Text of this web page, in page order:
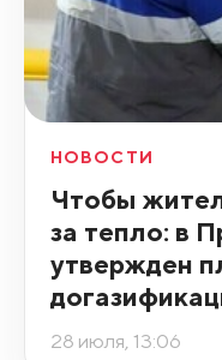
НОВОСТИ
Чтобы
за тепло: в
утвержден
28 июля, 13:06